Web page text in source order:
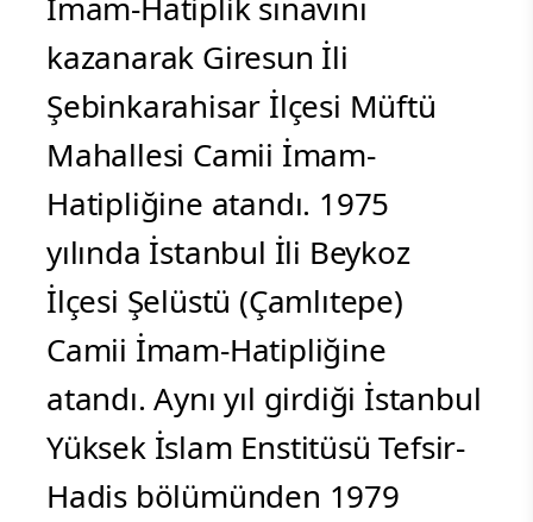
kazanarak Giresun İli
Şebinkarahisar İlçesi Müftü
Mahallesi Camii İmam-
Hatipliğine atandı. 1975
yılında İstanbul İli Beykoz
İlçesi Şelüstü (Çamlıtepe)
Camii İmam-Hatipliğine
atandı. Aynı yıl girdiği İstanbul
Yüksek İslam Enstitüsü Tefsir-
Hadis bölümünden 1979